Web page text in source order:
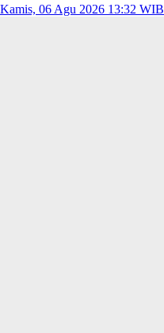
Kamis, 06 Agu 2026 13:32 WIB